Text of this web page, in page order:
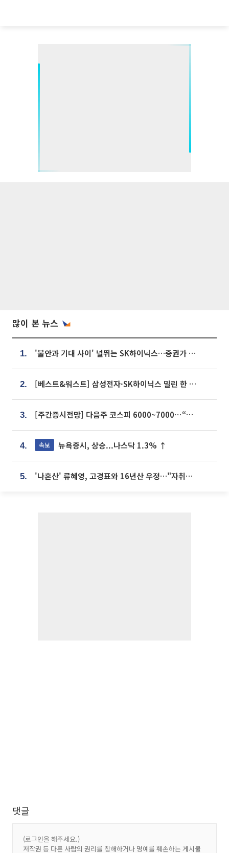
많이 본 뉴스
1. '불안과 기대 사이' 널뛰는 SK하이닉스…증권가 "HBM4·LTA 기반 펀터멘털 견고"
2. [베스트&워스트] 삼성전자·SK하이닉스 밀린 한 주…상상인증권은 85% 급등
3. [주간증시전망] 다음주 코스피 6000~7000⋯“外人 수급은 정책이 변수”
4. 속보 뉴욕증시, 상승...나스닥 1.3% ↑
5. '나혼산' 류혜영, 고경표와 16년산 우정…"자취방서 부모님과 마주쳐"
댓글